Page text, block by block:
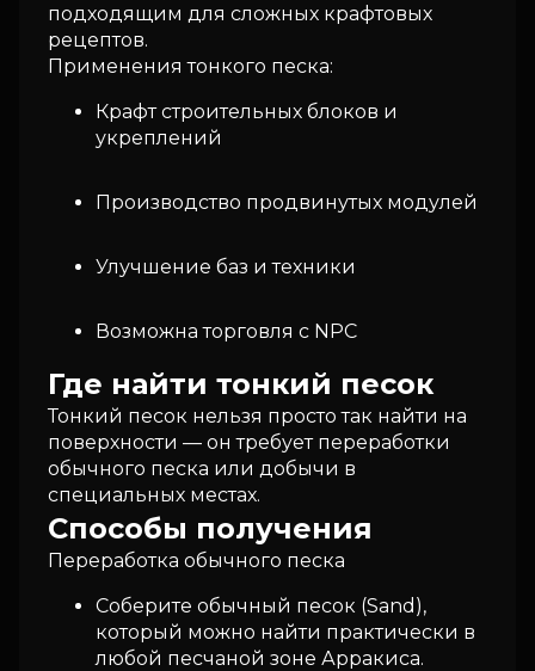
подходящим для сложных крафтовых
рецептов.
Применения тонкого песка:
Крафт строительных блоков и
укреплений
Производство продвинутых модулей
Улучшение баз и техники
Возможна торговля с NPC
Где найти тонкий песок
Тонкий песок нельзя просто так найти на
поверхности — он требует переработки
обычного песка или добычи в
специальных местах.
Способы получения
Переработка обычного песка
Соберите обычный песок (Sand),
который можно найти практически в
любой песчаной зоне Арракиса.